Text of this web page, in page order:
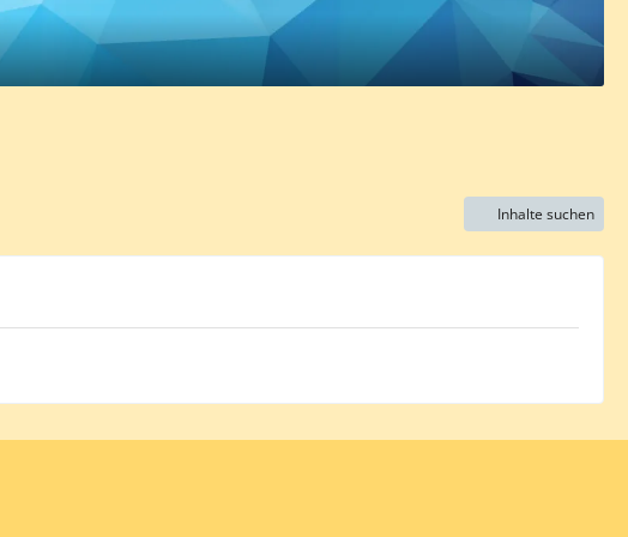
Inhalte suchen